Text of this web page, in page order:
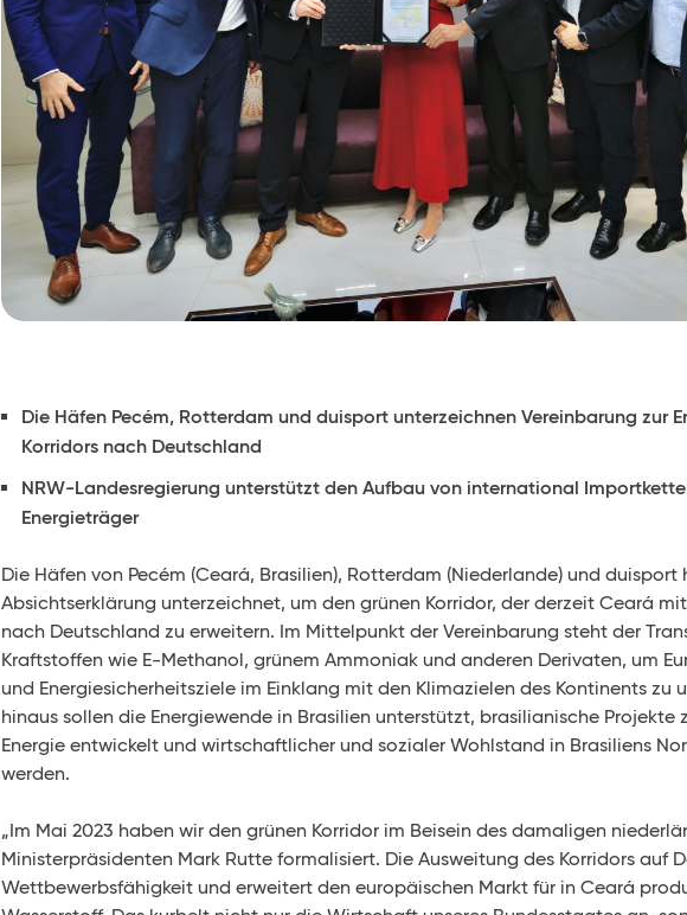
Die Häfen Pecém, Rotterdam und duisport unterzeichnen Vereinbarung zur
Korridors nach Deutschland
NRW-Landesregierung unterstützt den Aufbau von international
Energieträger
Die Häfen von Pecém (Ceará, Brasilien), Rotterdam (Niederlande) und duisport
Absichtserklärung unterzeichnet, um den grünen Korridor, der derzeit Ceará
nach Deutschland zu erweitern. Im Mittelpunkt der Vereinbarung steht der
Kraftstoffen wie E-Methanol, grünem Ammoniak und anderen Derivaten, um
und Energiesicherheitsziele im Einklang mit den Klimazielen des Kontinents zu
hinaus sollen die Energiewende in Brasilien unterstützt, brasilianische Projekte
Energie entwickelt und wirtschaftlicher und sozialer Wohlstand in Brasiliens
werden.
„Im Mai 2023 haben wir den grünen Korridor im Beisein des damaligen
Ministerpräsidenten Mark Rutte formalisiert. Die Ausweitung des Korridors auf
Wettbewerbsfähigkeit und erweitert den europäischen Markt für in Ceará